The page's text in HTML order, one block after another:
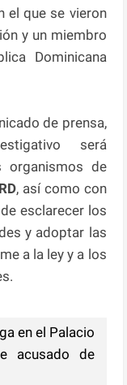
el que se vieron
y un miembro
Dominicana
de prensa,
será
organismos de
, así como con
esclarecer los
y adoptar las
a la ley y a los
en el Palacio
acusado de